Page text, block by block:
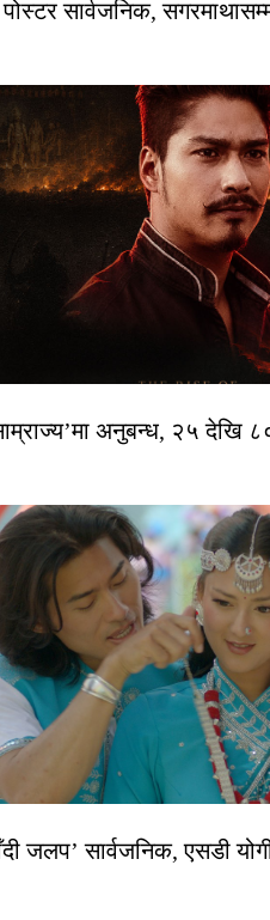
सार्वजनिक,
अनुबन्ध, २५ देखि
जलप’ सार्वजनिक, एसडी